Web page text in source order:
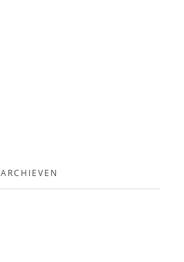
ARCHIEVEN